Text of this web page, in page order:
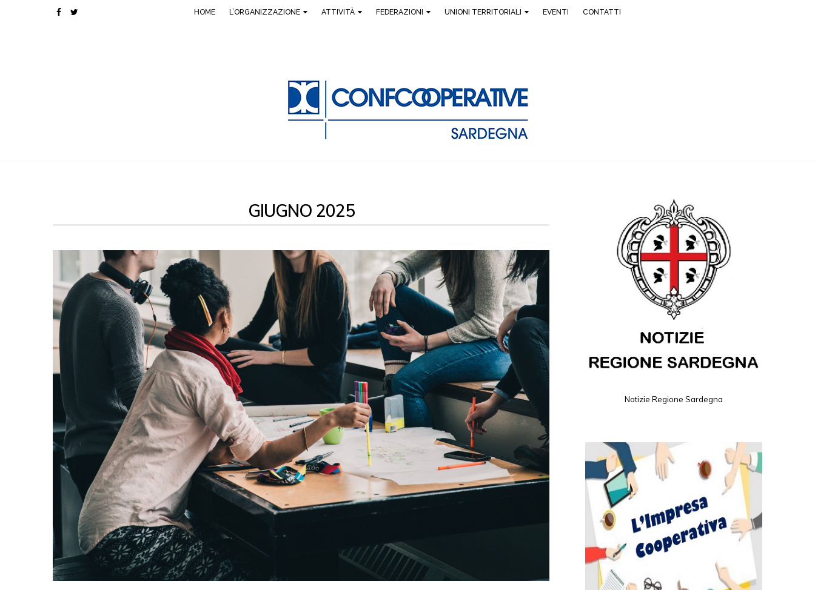
HOME L’ORGANIZZAZIONE ATTIVITÀ FEDERAZIONI UNIONI TERRITORIALI EVENTI CONTATTI
GIUGNO 2025
Notizie Regione Sardegna